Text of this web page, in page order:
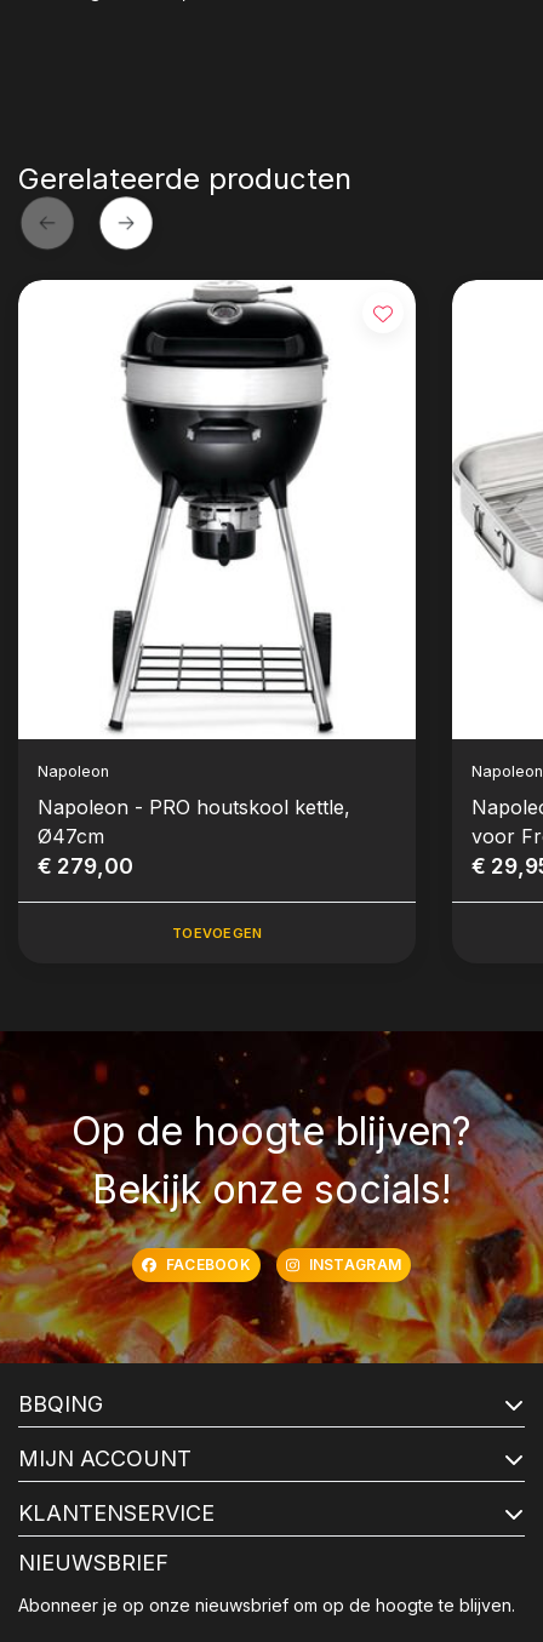
Gerelateerde producten
Napoleon
Napoleon - PRO houtskool kettle,
Ø47cm
€ 279,00
TOEVOEGEN
Napoleon
voor
300/
€
Op de hoogte blijven?
Bekijk onze socials!
FACEBOOK INSTAGRAM
BBQING
MIJN ACCOUNT
KLANTENSERVICE
NIEUWSBRIEF
Abonneer je op onze nieuwsbrief om op de hoogte te blijven.